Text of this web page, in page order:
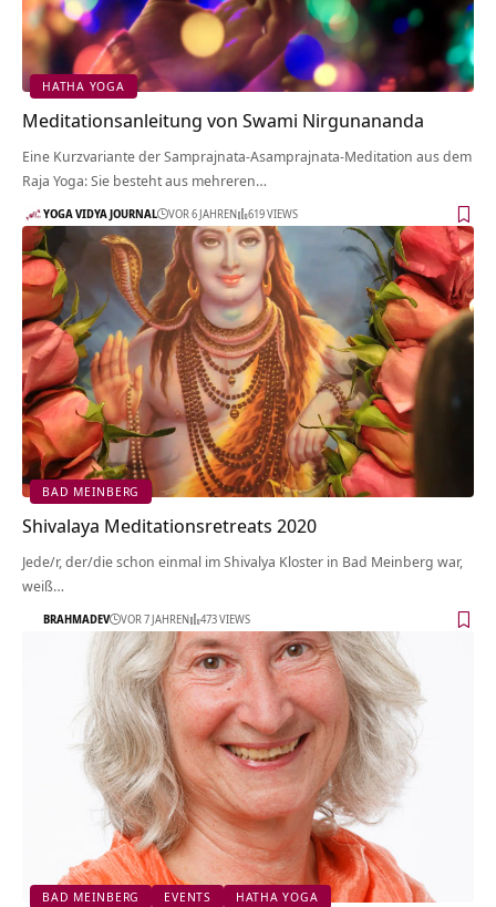
HATHA YOGA
Meditationsanleitung von Swami Nirgunananda
Eine Kurzvariante der Samprajnata-Asamprajnata-Meditation aus dem
Raja Yoga: Sie besteht aus mehreren…
YOGA VIDYA JOURNAL VOR 6 JAHREN 619 VIEWS
BAD MEINBERG
Shivalaya Meditationsretreats 2020
Jede/r, der/die schon einmal im Shivalya Kloster in Bad Meinberg war,
weiß…
BRAHMADEV VOR 7 JAHREN 473 VIEWS
BAD MEINBERG EVENTS HATHA YOGA